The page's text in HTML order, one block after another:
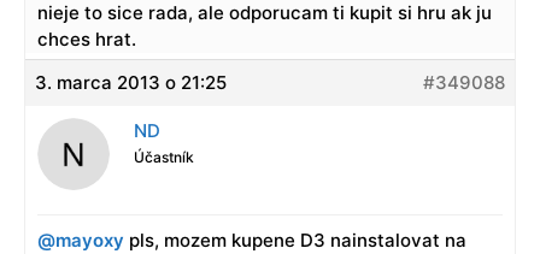
nieje to sice rada, ale odporucam ti kupit si hru ak ju
chces hrat.
3. marca 2013 o 21:25
#349088
ND
Účastník
@mayoxy pls, mozem kupene D3 nainstalovat na